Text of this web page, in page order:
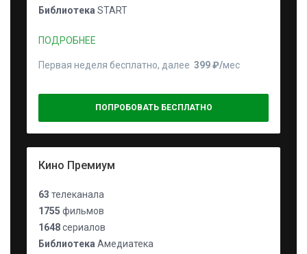
Библиотека START
ПОДРОБНЕЕ
Первая неделя бесплатно, далее 399 ₽⁠/⁠мес
ПОПРОБОВАТЬ БЕСПЛАТНО
Кино Премиум
63 телеканала
1755 фильмов
1648сериалов
Библиотека Амедиатека